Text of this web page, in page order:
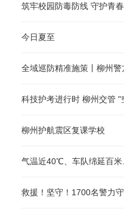
筑牢校园防毒防线 守护青
今日夏至
全域巡防精准施策丨柳州警
科技护考进行时 柳州交管 "
柳州护航震区复课学校
气温近40℃、车队绵延百
救援！坚守！1700名警力